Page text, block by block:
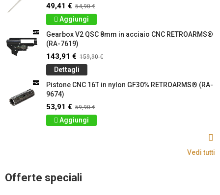
49,41 € 54,90 €
Aggiungi
Gearbox V2 QSC 8mm in acciaio CNC RETROARMS®
(RA-7619)
143,91 € 159,90 €
Dettagli
Pistone CNC 16T in nylon GF30% RETROARMS® (RA-
9674)
53,91 € 59,90 €
Aggiungi
Vedi tutti
Offerte speciali